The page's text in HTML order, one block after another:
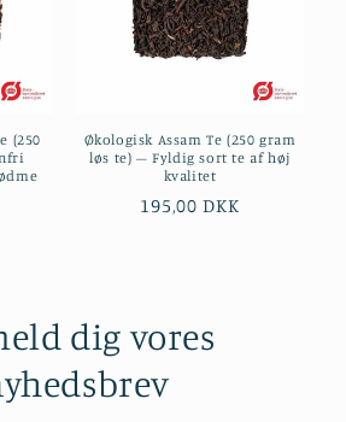
(250
Økologisk Assam Te (250 gram
løs te) – Fyldig sort te af høj
kvalitet
Normalpris
195,00 DKK
dig vores